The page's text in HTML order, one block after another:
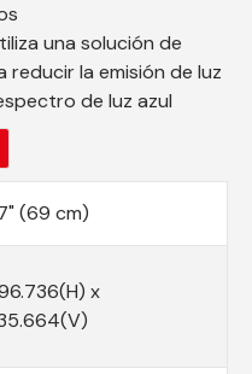
una solución de
reducir la emisión de luz
de luz azul
(69 cm)
x